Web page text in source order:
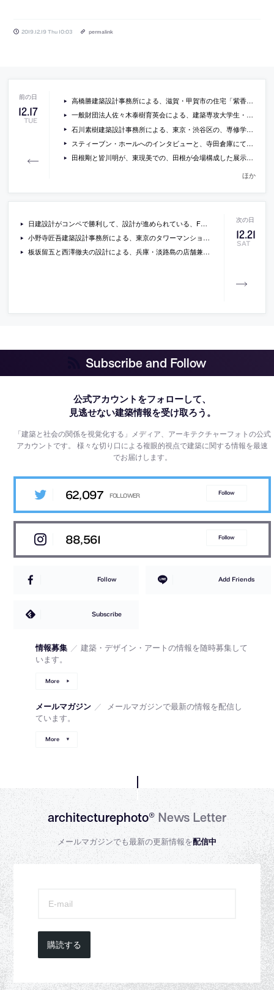
2019.12.19 Thu 10:03 permalink
12.17
TUE
高橋勝建築設計事務所による、滋賀・甲賀市の住宅「紫香楽宮近くの家」
一般財団法人佐々木泰樹育英会による、建築専攻大学生・大学院生を対象とした奨学金（2020年度前期）の募集要項等が公開
石川素樹建築設計事務所による、東京・渋谷区の、専修学校・飲食店「桜丘町のビル」
スティーブン・ホールへのインタビューと、寺田倉庫にて開催中のホールの建築展の様子を紹介する記事
田根剛と皆川明が、東現美での、田根が会場構成した展示「ミナ ペルホネン／皆川明 つづく」のプロセスを語り合った対談の内容
ほか
12.21
SAT
日建設計がコンペで勝利して、設計が進められている、FCバルセロナのスタジアム改修をスポーツメディアが紹介している記事「カンプノウ改修と日本企業（前編）」
小野寺匠吾建築設計事務所による、東京のタワーマンションの住戸改修「Tokyo Residence」と論考「リノベーションからパーソナライゼーションへ」
板坂留五と西澤徹夫の設計による、兵庫・淡路島の店舗兼住宅「半麦ハット」の動画
Subscribe and Follow
公式アカウントをフォローして、
見逃せない建築情報を受け取ろう。
「建築と社会の関係を視覚化する」メディア、アーキテクチャーフォトの公式
アカウントです。様々な切り口による複眼的視点で建築に関する情報を最速
でお届けします。
62,097 Follow
88,561 Follow
Follow Add Friends
Subscribe
情報募集 ／ 建築・デザイン・アートの情報を随時募集して
います。
More
メールマガジン ／
メールマガジンで最新の情報を配信し
ています。
More
architecturephoto®News Letter
メールマガジンでも最新の更新情報を配信中
購読する